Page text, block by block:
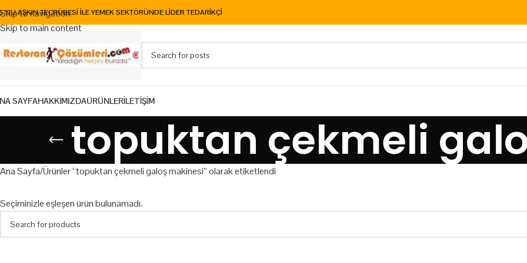
Skip to navigation
Skip to main content
YILI AŞKIN TECRÜBESİ İLE YEMEK SEKTÖRÜNDE LİDER TEDARİKÇİ
SAYFAHAKKIMIZDAÜRÜNLERİLETİŞİM
topuktan çekmeli
Ana Sayfa Ürünler “topuktan çekmeli galoş makinesi” olarak etiketlendi
Seçiminizle eşleşen ürün bulunamadı.